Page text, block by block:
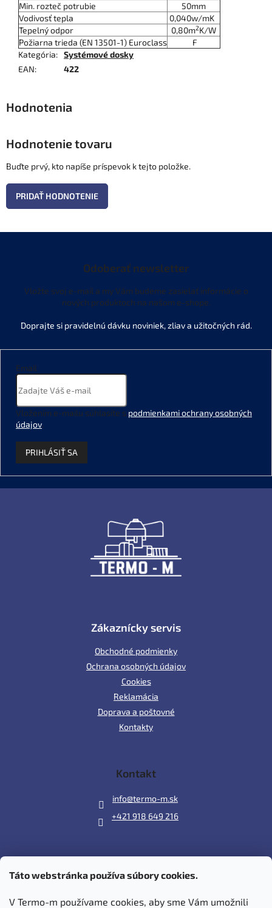
Táto webstránka používa súbory cookies.
V Termo-m používame cookies, aby sme Vám umožnili
Min. rozteč potrubie
50mm
Vodivosť tepla
0,040w/mK
Tepelný odpor
0,80m2K/W
Požiarna trieda (EN 13501-1) Euroclass
F
Kategória: Systémové dosky
EAN: 422
Hodnotenie tovaru
Buďte prvý, kto napíše príspevok k tejto položke.
PRIDAŤ HODNOTENIE
Odoberať newsletter
Vložte svoj e-mail a my Vám budeme zasielať informácie o
nových produktoch na našom e-shope.
Email
Vložením e-mailu súhlasíte s podmienkami ochrany osobných
údajov.
PRIHLÁSIŤ SA
Zákaznícky servis
Obchodné podmienky
Ochrana osobných údajov
Cookies
Reklamácia
Doprava a poštovné
Kontakty
Kontakt
info@termo-m.sk
+421 918 649 216
Prijímame online platby